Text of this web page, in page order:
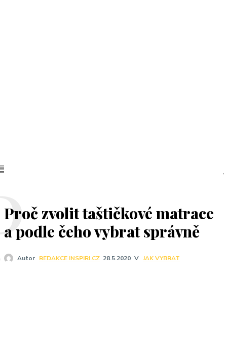
Proč zvolit taštičkové matrace
a podle čeho vybrat správně
Autor REDAKCE INSPIRI.CZ 28.5.2020 V JAK VYBRAT